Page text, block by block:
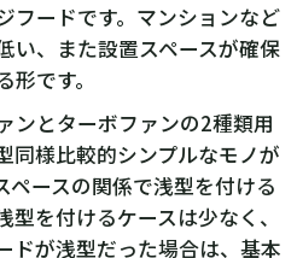
ードです。マンションなど
い、また設置スペースが確保
です。
ンとターボファンの2種類用
同様比較的シンプルなモノが
ペースの関係で浅型を付ける
を付けるケースは少なく、
ドが浅型だった場合は、基本